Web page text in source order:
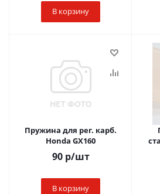
В корзину
Пружина для рег. карб.
Honda GX160
90р/шт
В корзину